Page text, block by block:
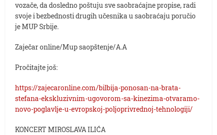
vozače, da dosledno poštuju sve saobraćajne propise, radi
svoje i bezbednosti drugih učesnika u saobraćaju poručio
je MUP Srbije.
Zaječar online/Mup saopštenje/A.A
Pročitajte još:
https://zajecaronline.com/bilbija-ponosan-na-brata-
stefana-ekskluzivnim-ugovorom-sa-kinezima-otvaramo-
novo-poglavlje-u-evropskoj-poljoprivrednoj-tehnologiji/
KONCERT MIROSLAVA ILIĆA